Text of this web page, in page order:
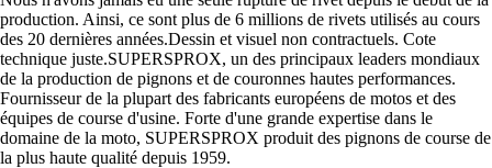
production. Ainsi, ce sont plus de 6 millions de rivets utilisés au cours
des 20 dernières années.Dessin et visuel non contractuels. Cote
technique juste.SUPERSPROX, un des principaux leaders mondiaux
de la production de pignons et de couronnes hautes performances.
Fournisseur de la plupart des fabricants européens de motos et des
équipes de course d'usine. Forte d'une grande expertise dans le
domaine de la moto, SUPERSPROX produit des pignons de course de
la plus haute qualité depuis 1959.